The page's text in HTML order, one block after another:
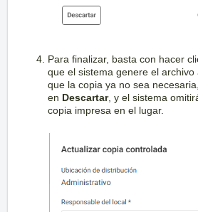
Para finalizar, basta con hacer
que el sistema genere el
que la copia ya no sea
en Descartar, y el sistema
copia impresa en el lugar.